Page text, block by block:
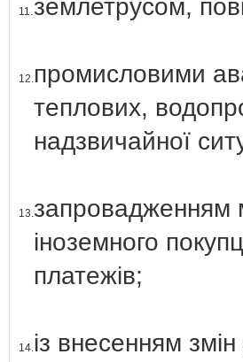
11.землетрусом,
12.промисловими
теплових,
надзвичайної
13.запровадженням
іноземного
платежів;
14.із внесенням